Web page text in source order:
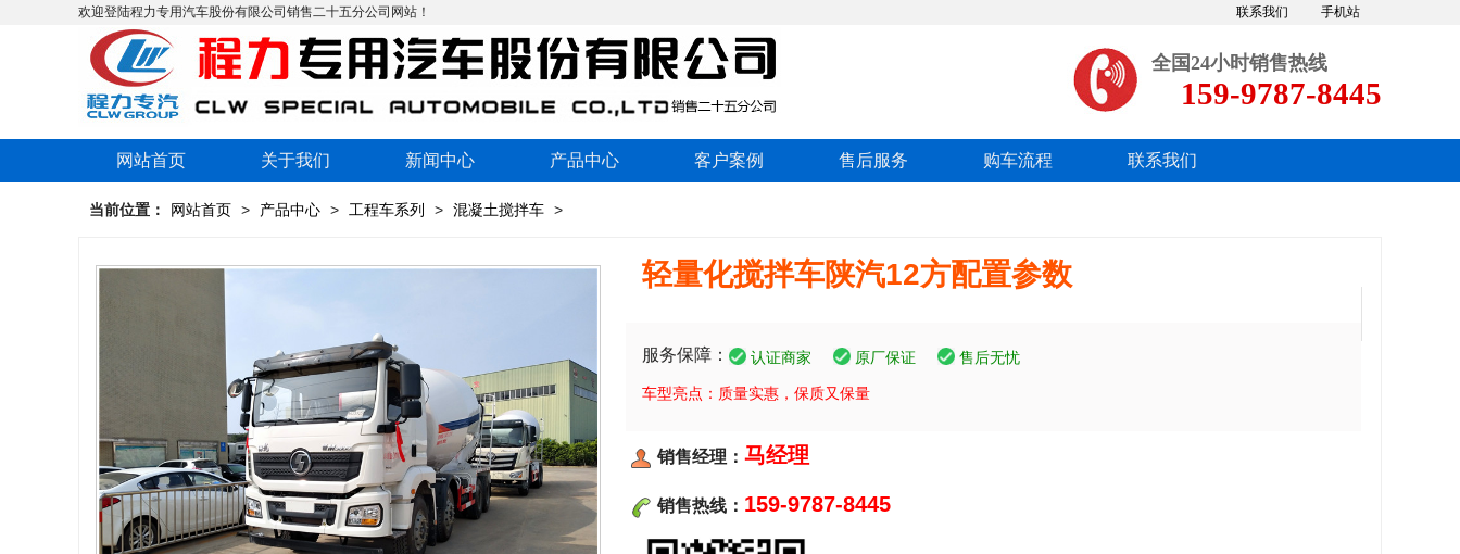
欢迎登陆程力专用汽车股份有限公司销售二十五分公司网站！ 手机站
联系我们
全国24小时销售热线
159-9787-8445
网站首页 关于我们 新闻中心 产品中心 客户案例 售后服务 购车流程 联系我们
当前位置： 网站首页 > 产品中心 > 工程车系列 > 混凝土搅拌车 >
轻量化搅拌车陕汽12方配置参数
服务保障： 认证商家 原厂保证 售后无忧
车型亮点：质量实惠，保质又保量
销售经理： 马经理
销售热线： 159-9787-8445